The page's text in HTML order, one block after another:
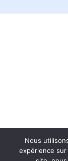
Nous
expérience